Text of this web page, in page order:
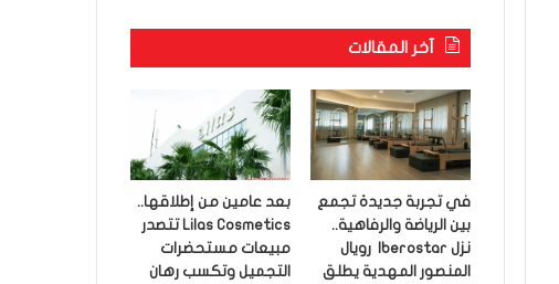
آخر المقالات
في تجربة جديدة تجمع
بين الرياضة والرفاهية..
نزل Iberostar رويال
المنصور المهدية يطلق
بعد عامين من إطلاقها..
Lilas Cosmetics تتصدر
مبيعات مستحضرات
التجميل وتكسب رهان